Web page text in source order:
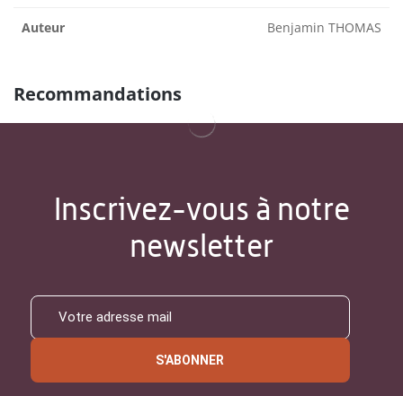
Auteur Benjamin THOMAS
Recommandations
Inscrivez-vous à notre
newsletter
S'ABONNER